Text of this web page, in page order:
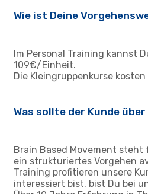
Wie ist Deine
Im Personal Training kannst
109€/Einheit.
Die Kleingruppenkurse
Was sollte der Kunde
Brain Based Movement
ein strukturiertes Vorgehen
Training profitieren unsere
interessiert bist, bist Du bei